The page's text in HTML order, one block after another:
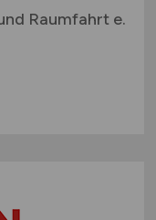
Raumfahrt e.